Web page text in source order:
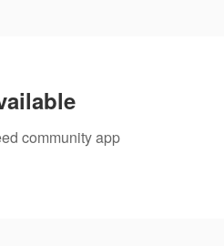
community app